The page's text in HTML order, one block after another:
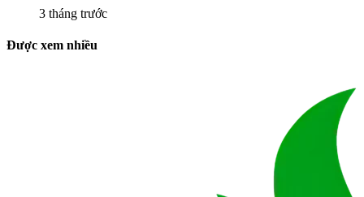
3 tháng trước
Được xem nhiều